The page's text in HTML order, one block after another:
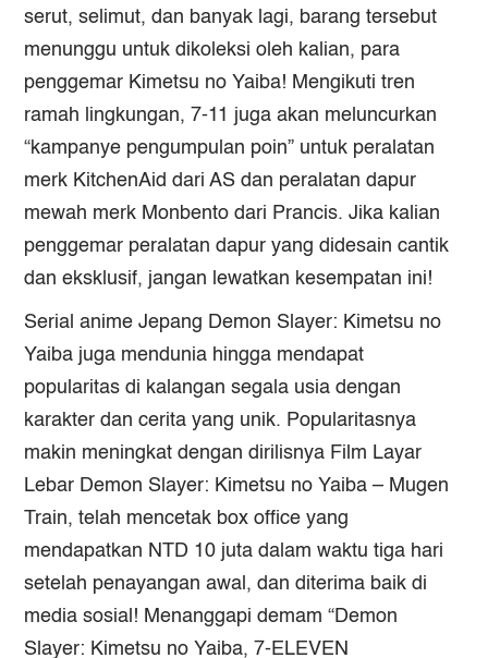
serut, selimut, dan banyak lagi, barang tersebut
menunggu untuk dikoleksi oleh kalian, para
penggemar Kimetsu no Yaiba! Mengikuti tren
ramah lingkungan, 7-11 juga akan meluncurkan
“kampanye pengumpulan poin” untuk peralatan
merk KitchenAid dari AS dan peralatan dapur
mewah merk Monbento dari Prancis. Jika kalian
penggemar peralatan dapur yang didesain cantik
dan eksklusif, jangan lewatkan kesempatan ini!
Serial anime Jepang Demon Slayer: Kimetsu no
Yaiba juga mendunia hingga mendapat
popularitas di kalangan segala usia dengan
karakter dan cerita yang unik. Popularitasnya
makin meningkat dengan dirilisnya Film Layar
Lebar Demon Slayer: Kimetsu no Yaiba – Mugen
Train, telah mencetak box office yang
mendapatkan NTD 10 juta dalam waktu tiga hari
setelah penayangan awal, dan diterima baik di
media sosial! Menanggapi demam “Demon
Slayer: Kimetsu no Yaiba, 7-ELEVEN